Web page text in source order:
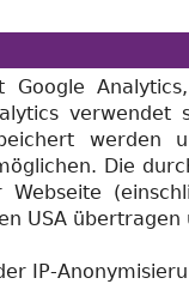
Google
verwendet
werden
Die
Webseite
USA
IP-